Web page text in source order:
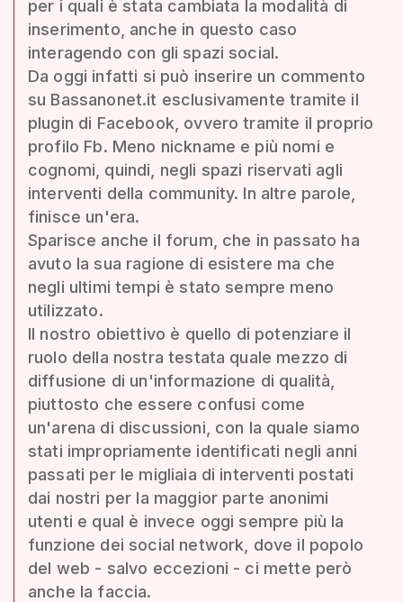
per i quali è stata cambiata la modalità di
inserimento, anche in questo caso
interagendo con gli spazi social.
Da oggi infatti si può inserire un commento
su Bassanonet.it esclusivamente tramite il
plugin di Facebook, ovvero tramite il proprio
profilo Fb. Meno nickname e più nomi e
cognomi, quindi, negli spazi riservati agli
interventi della community. In altre parole,
finisce un'era.
Sparisce anche il forum, che in passato ha
avuto la sua ragione di esistere ma che
negli ultimi tempi è stato sempre meno
utilizzato.
Il nostro obiettivo è quello di potenziare il
ruolo della nostra testata quale mezzo di
diffusione di un'informazione di qualità,
piuttosto che essere confusi come
un'arena di discussioni, con la quale siamo
stati impropriamente identificati negli anni
passati per le migliaia di interventi postati
dai nostri per la maggior parte anonimi
utenti e qual è invece oggi sempre più la
funzione dei social network, dove il popolo
del web - salvo eccezioni - ci mette però
anche la faccia.